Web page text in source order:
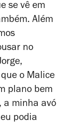
se vê em
Além
no
o Malice
plano bem
a minha avó
podia